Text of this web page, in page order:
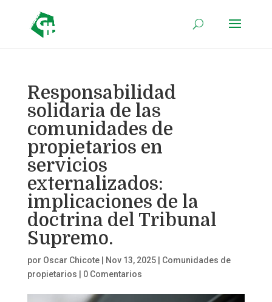
Responsabilidad
solidaria de las
comunidades de
propietarios en
servicios
externalizados:
implicaciones de la
doctrina del Tribunal
Supremo.
por Oscar Chicote| Nov 13, 2025| Comunidades de
propietarios
0 Comentarios